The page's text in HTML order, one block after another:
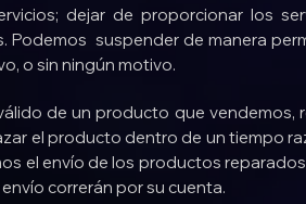
dejar de proporcionar los
Podemos suspender de manera
o sin ningún motivo.
de un producto que
el producto dentro de un tiempo
el envío de los productos
correrán por su cuenta.